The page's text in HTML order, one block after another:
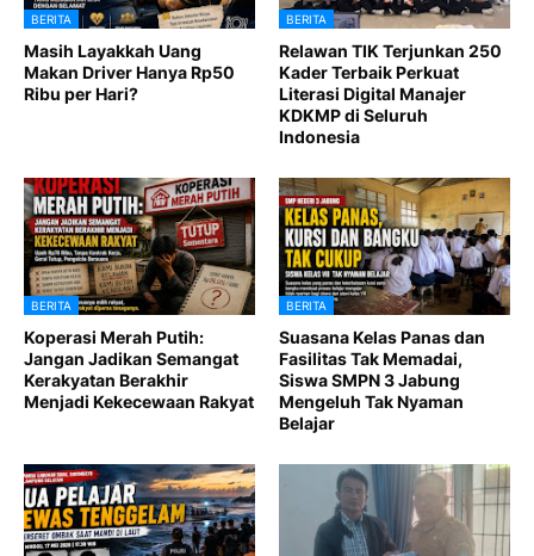
BERITA
Masih Layakkah Uang
Makan Driver Hanya Rp50
Ribu per Hari?
BERITA
Relawan TIK Terjunkan 250
Kader Terbaik Perkuat
Literasi Digital Manajer
KDKMP di Seluruh
Indonesia
BERITA
Koperasi Merah Putih:
Jangan Jadikan Semangat
Kerakyatan Berakhir
Menjadi Kekecewaan Rakyat
BERITA
Suasana Kelas Panas dan
Fasilitas Tak Memadai,
Siswa SMPN 3 Jabung
Mengeluh Tak Nyaman
Belajar